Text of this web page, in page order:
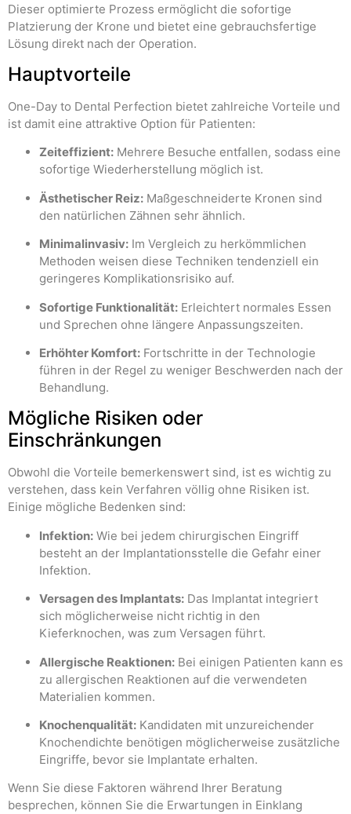
Dieser optimierte Prozess ermöglicht die sofortige
Platzierung der Krone und bietet eine gebrauchsfertige
Lösung direkt nach der Operation.
Hauptvorteile
One-Day to Dental Perfection bietet zahlreiche Vorteile und
ist damit eine attraktive Option für Patienten:
Zeiteffizient: Mehrere Besuche entfallen, sodass eine
sofortige Wiederherstellung möglich ist.
Ästhetischer Reiz: Maßgeschneiderte Kronen sind
den natürlichen Zähnen sehr ähnlich.
Minimalinvasiv: Im Vergleich zu herkömmlichen
Methoden weisen diese Techniken tendenziell ein
geringeres Komplikationsrisiko auf.
Sofortige Funktionalität: Erleichtert normales Essen
und Sprechen ohne längere Anpassungszeiten.
Erhöhter Komfort: Fortschritte in der Technologie
führen in der Regel zu weniger Beschwerden nach der
Behandlung.
Mögliche Risiken oder
Einschränkungen
Obwohl die Vorteile bemerkenswert sind, ist es wichtig zu
verstehen, dass kein Verfahren völlig ohne Risiken ist.
Einige mögliche Bedenken sind:
Infektion: Wie bei jedem chirurgischen Eingriff
besteht an der Implantationsstelle die Gefahr einer
Infektion.
Versagen des Implantats: Das Implantat integriert
sich möglicherweise nicht richtig in den
Kieferknochen, was zum Versagen führt.
Allergische Reaktionen: Bei einigen Patienten kann es
zu allergischen Reaktionen auf die verwendeten
Materialien kommen.
Knochenqualität: Kandidaten mit unzureichender
Knochendichte benötigen möglicherweise zusätzliche
Eingriffe, bevor sie Implantate erhalten.
Wenn Sie diese Faktoren während Ihrer Beratung
besprechen, können Sie die Erwartungen in Einklang